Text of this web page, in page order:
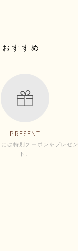
すすめ
PRESENT
は特別クーポンをプレゼン
ト。